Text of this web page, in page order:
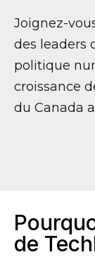
Joignez-
des leaders
politique
croissance
du Canada
de